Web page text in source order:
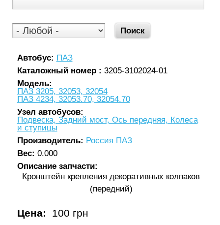
Автобус: ПАЗ
Каталожный номер : 3205-3102024-01
Модель:
ПАЗ 3205, 32053, 32054
ПАЗ 4234, 32053.70, 32054.70
Узел автобусов:
Подвеска, Задний мост, Ось передняя, Колеса
и ступицы
Производитель: Россия ПАЗ
Вес: 0.000
Описание запчасти:
Кронштейн крепления декоративных колпаков
(передний)
Цена: 100 грн